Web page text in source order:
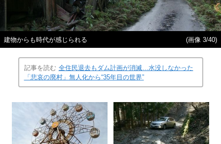
建物からも時代が感じられる (画像 3/40)
記事を読む 全住民退去もダム計画が消滅…水没しなかった
「悲哀の廃村」無人化から“35年目の世界”